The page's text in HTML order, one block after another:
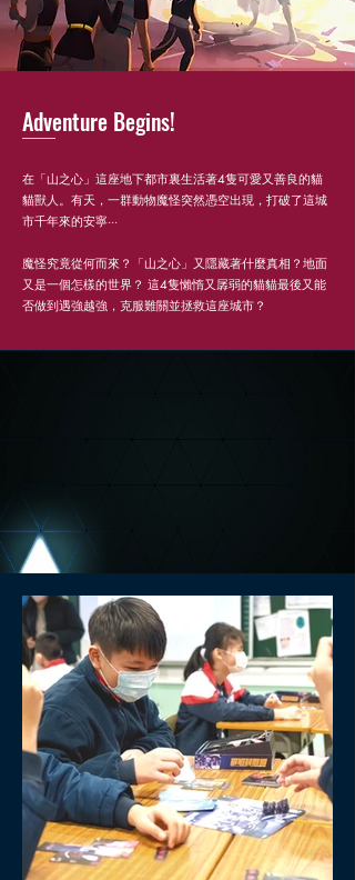
Adventure Begins!
在「山之心」這座地下都市裏生活著4隻可愛又善良的貓
貓獸人。有天，一群動物魔怪突然憑空出現，打破了這城
市千年來的安寧···
魔怪究竟從何而來？「山之心」又隱藏著什麼真相？地面
又是一個怎樣的世界？ 這4隻懶惰又孱弱的貓貓最後又能
否做到遇強越強，克服難關並拯救這座城市？